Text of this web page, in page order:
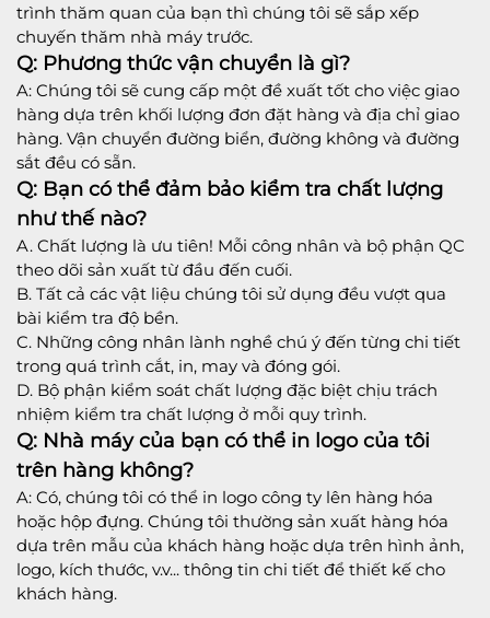
trình thăm quan của bạn thì chúng tôi sẽ sắp xếp
chuyến thăm nhà máy trước.
Q: Phương thức vận chuyển là gì?
A: Chúng tôi sẽ cung cấp một đề xuất tốt cho việc giao
hàng dựa trên khối lượng đơn đặt hàng và địa chỉ giao
hàng. Vận chuyển đường biển, đường không và đường
sắt đều có sẵn.
Q: Bạn có thể đảm bảo kiểm tra chất lượng
như thế nào?
A. Chất lượng là ưu tiên! Mỗi công nhân và bộ phận QC
theo dõi sản xuất từ đầu đến cuối.
B. Tất cả các vật liệu chúng tôi sử dụng đều vượt qua
bài kiểm tra độ bền.
C. Những công nhân lành nghề chú ý đến từng chi tiết
trong quá trình cắt, in, may và đóng gói.
D. Bộ phận kiểm soát chất lượng đặc biệt chịu trách
nhiệm kiểm tra chất lượng ở mỗi quy trình.
Q: Nhà máy của bạn có thể in logo của tôi
trên hàng không?
A: Có, chúng tôi có thể in logo công ty lên hàng hóa
hoặc hộp đựng. Chúng tôi thường sản xuất hàng hóa
dựa trên mẫu của khách hàng hoặc dựa trên hình ảnh,
logo, kích thước, v.v... thông tin chi tiết để thiết kế cho
khách hàng.